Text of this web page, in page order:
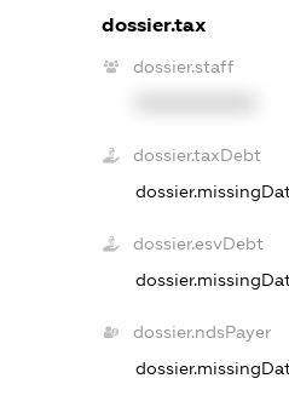
dossier.tax
dossier.staff
dossier.taxDebt
dossier.esvDebt
dossier.ndsPayer